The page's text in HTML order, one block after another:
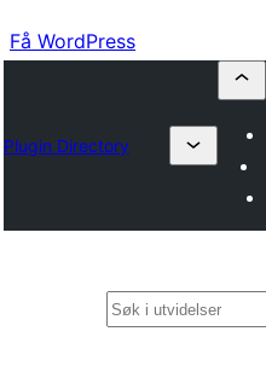
Få WordPress
Plugin Directory
Søk